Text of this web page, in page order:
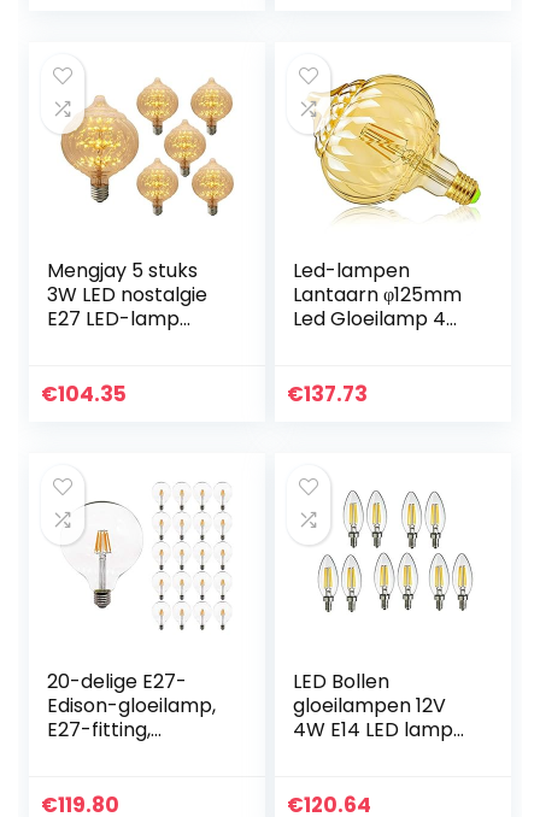
Mengjay 5 stuks
3W LED nostalgie
E27 LED-lamp
wit A19 gloeilamp
€104.35
Led-lampen
Lantaarn φ125mm
Led Gloeilamp 4W
Edison
€137.73
20-delige E27-
Edison-gloeilamp,
E27-fitting,
gloeilampen.
€119.80
LED Bollen
gloeilampen 12V
4W E14 LED lamp
Solar Power Licht
€120.64